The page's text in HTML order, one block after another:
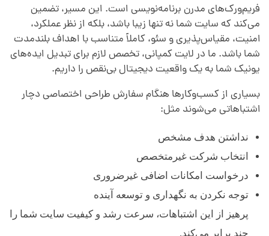
فریم‌ورک‌های مدرن برنامه‌نویسی است. این مسیر، تضمین
می‌کند که سایت شما نه تنها زیبا باشد، بلکه از نظر عملکرد،
امنیت، مقیاس‌پذیری و سئو، کاملاً متناسب با اهداف بلندمدت
شما باشد. ما در لایت کمپانی، تخصص لازم برای تبدیل ایده‌های
یونیک شما به یک واقعیت دیجیتال بی‌نقص را داریم.
بسیاری از کسب‌وکارها هنگام سفارش طراحی اختصاصی دچار
اشتباهاتی می‌شوند مثل:
نداشتن هدف مشخص
انتخاب شرکت غیرمتخصص
درخواست امکانات اضافی غیرضروری
توجه نکردن به نگهداری و توسعه آینده
پرهیز از این اشتباهات، سرعت رشد و کیفیت سایت شما را
چند برابر می‌کند.